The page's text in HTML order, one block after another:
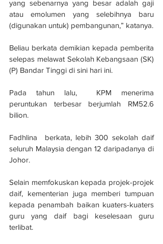
yang sebenarnya yang besar adalah gaji
atau emolumen yang selebihnya baru
(digunakan untuk) pembangunan,” katanya.
Beliau berkata demikian kepada pemberita
selepas melawat Sekolah Kebangsaan (SK)
(P) Bandar Tinggi di sini hari ini.
Pada tahun lalu,  KPM menerima
peruntukan terbesar berjumlah RM52.6
bilion.
Fadhlina  berkata, lebih 300 sekolah daif
seluruh Malaysia dengan 12 daripadanya di
Johor.
Selain memfokuskan kepada projek-projek
daif, kementerian juga memberi tumpuan
kepada penambah baikan kuaters-kuaters
guru yang daif bagi keselesaan guru
terlibat.